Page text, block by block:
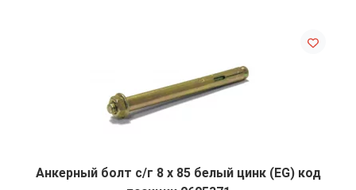
Анкерный болт с/г 8 х 85 белый цинк (EG) код